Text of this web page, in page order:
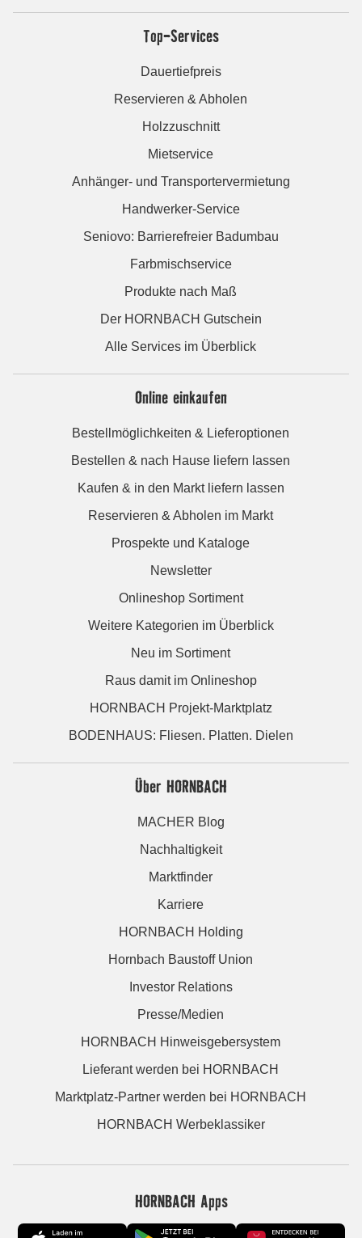
Top-Services
Dauertiefpreis
Reservieren & Abholen
Holzzuschnitt
Mietservice
Anhänger- und Transportervermietung
Handwerker-Service
Seniovo: Barrierefreier Badumbau
Farbmischservice
Produkte nach Maß
Der HORNBACH Gutschein
Alle Services im Überblick
Online einkaufen
Bestellmöglichkeiten & Lieferoptionen
Bestellen & nach Hause liefern lassen
Kaufen & in den Markt liefern lassen
Reservieren & Abholen im Markt
Prospekte und Kataloge
Newsletter
Onlineshop Sortiment
Weitere Kategorien im Überblick
Neu im Sortiment
Raus damit im Onlineshop
HORNBACH Projekt-Marktplatz
BODENHAUS: Fliesen. Platten. Dielen
Über HORNBACH
MACHER Blog
Nachhaltigkeit
Marktfinder
Karriere
HORNBACH Holding
Hornbach Baustoff Union
Investor Relations
Presse/Medien
HORNBACH Hinweisgebersystem
Lieferant werden bei HORNBACH
Marktplatz-Partner werden bei HORNBACH
HORNBACH Werbeklassiker
HORNBACH Apps